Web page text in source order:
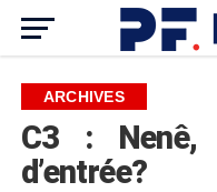
ARCHIVES
C3 : Nenê,
d’entrée?